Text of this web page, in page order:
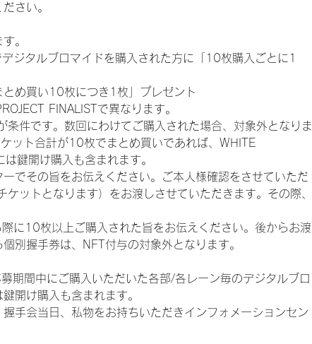
さい。
。
タルブロマイドを購入された方に「10枚購入ごとに1
め買い10枚につき1枚」プレゼント
FINALISTで異なります。
件です。数回にわけてご購入された場合、対象外となりま
ット合計が10枚でまとめ買いであれば、WHITE
鍵開け購入も含まれます。
でその旨をお伝えください。ご本人様確認をさせていただ
ットとなります）をお渡しさせていただきます。その際、
に10枚以上ご購入された旨をお伝えください。後からお渡
別握手券は、NFT付与の対象外となります。
間中にご購入いただいた各部/各レーン毎のデジタルブロ
開け購入も含まれます。
手会当日、私物をお持ちいただきインフォメーションセン